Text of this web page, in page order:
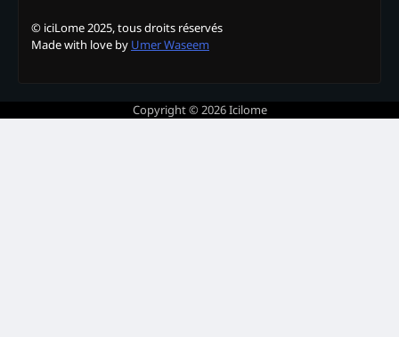
© iciLome 2025, tous droits réservés
Made with love by Umer Waseem
Copyright © 2026Icilome